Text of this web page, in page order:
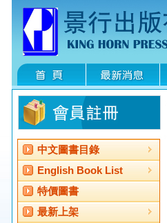
中文圖書目錄
English Book List
特價圖書
最新上架